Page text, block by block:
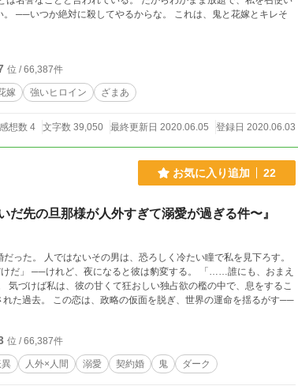
そ
位 / 66,387件
嫁 強いヒロイン ざまあ
感想数 4 文字数 39,050 最終更新日 2020.06.05 登録日 2020.06.03
お気に入り追加 22
だ先の旦那様が人外すぎて溺愛が過ぎる件〜』
った。 人ではないその男は、恐ろしく冷たい瞳で私を見下ろす。
、おまえ
、封印された過去。 この恋は、政略の仮面を脱ぎ、世界の運命を揺るがす──
位 / 66,387件
人外×人間 溺愛 契約婚 鬼 ダーク